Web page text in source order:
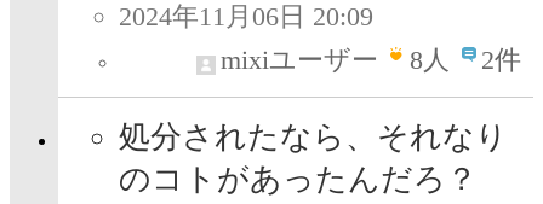
2024年11月06日 20:09
mixiユーザー
8人 2件
処分されたなら、それなり
のコトがあったんだろ？